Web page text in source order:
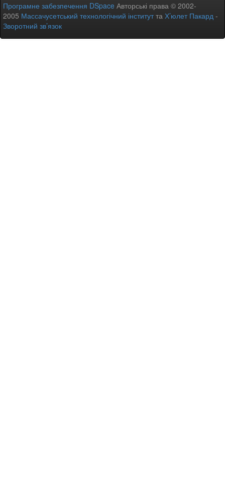
Програмне забезпечення DSpace Авторські права © 2002-
2005 Массачусетський технологічний інститутта Х’юлет Пакард -
Зворотний зв’язок